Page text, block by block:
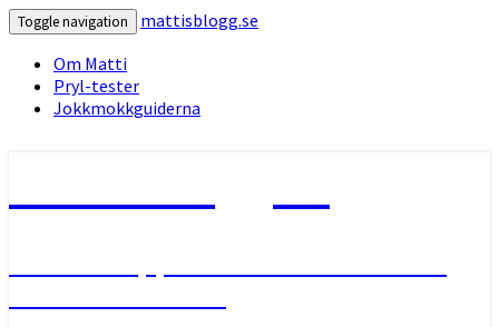
Toggle navigation
mattisblogg.se
Om Matti
Pryl-tester
Jokkmokkguiderna